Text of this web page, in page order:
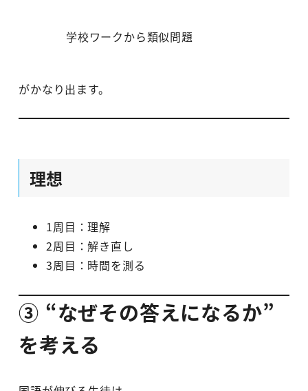
学校ワークから類似問題
がかなり出ます。
理想
1周目：理解
2周目：解き直し
3周目：時間を測る
③ “なぜその答えになるか”
を考える